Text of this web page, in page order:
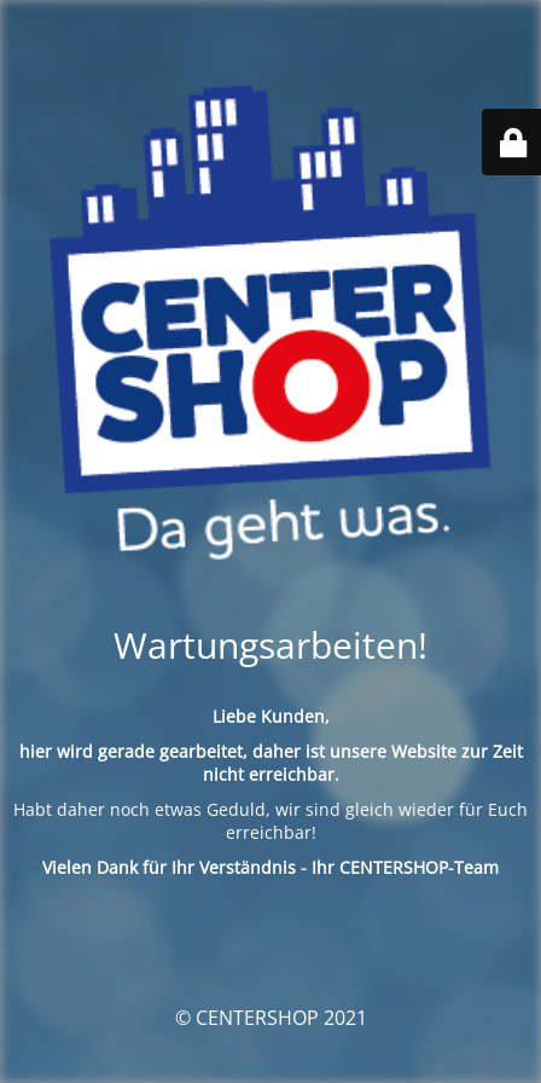
Wartungsarbeiten!
Liebe Kunden,
hier wird gerade gearbeitet, daher ist unsere Website zur Zeit
nicht erreichbar.
Habt daher noch etwas Geduld, wir sind gleich wieder für Euch
erreichbar!
Vielen Dank für Ihr Verständnis - Ihr CENTERSHOP-Team
© CENTERSHOP 2021